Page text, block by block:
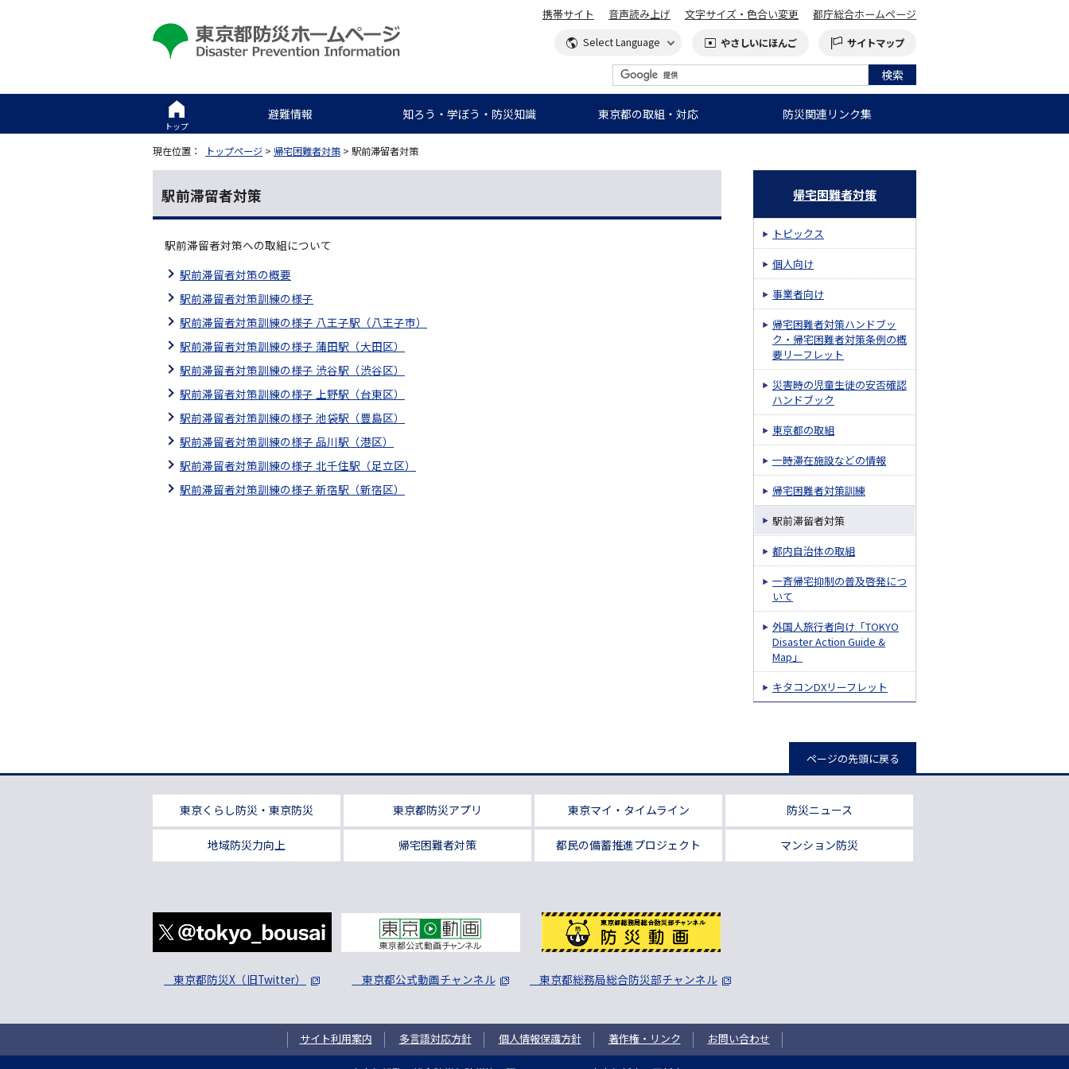
携帯サイト 音声読み上げ 文字サイズ・色合い変更 都庁総合ホームページ
やさしいにほんご サイトマップ
トップ
避難情報 知ろう・学ぼう・防災知識 東京都の取組・対応 防災関連リンク集
現在位置： トップページ > 帰宅困難者対策 > 駅前滞留者対策
駅前滞留者対策
駅前滞留者対策への取組について
駅前滞留者対策の概要
駅前滞留者対策訓練の様子
駅前滞留者対策訓練の様子 八王子駅（八王子市）
駅前滞留者対策訓練の様子 蒲田駅（大田区）
駅前滞留者対策訓練の様子 渋谷駅（渋谷区）
駅前滞留者対策訓練の様子 上野駅（台東区）
駅前滞留者対策訓練の様子 池袋駅（豊島区）
駅前滞留者対策訓練の様子 品川駅（港区）
駅前滞留者対策訓練の様子 北千住駅（足立区）
駅前滞留者対策訓練の様子 新宿駅（新宿区）
帰宅困難者対策
トピックス
個人向け
事業者向け
帰宅困難者対策ハンドブッ
ク・帰宅困難者対策条例の概
要リーフレット
災害時の児童生徒の安否確認
ハンドブック
東京都の取組
一時滞在施設などの情報
帰宅困難者対策訓練
駅前滞留者対策
都内自治体の取組
一斉帰宅抑制の普及啓発につ
いて
外国人旅行者向け「TOKYO
Disaster Action Guide &
Map」
キタコンDXリーフレット
ページの先頭に戻る
東京くらし防災・東京防災 東京都防災アプリ 東京マイ・タイムライン 防災ニュース
地域防災力向上 帰宅困難者対策 都民の備蓄推進プロジェクト マンション防災
東京都防災X（旧Twitter） 東京都公式動画チャンネル 東京都総務局総合防災部チャンネル
サイト利用案内 多言語対応方針 個人情報保護方針 著作権・リンク お問い合わせ